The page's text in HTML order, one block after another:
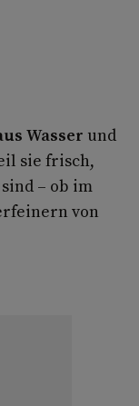
Wasser und
sie frisch,
– ob im
von